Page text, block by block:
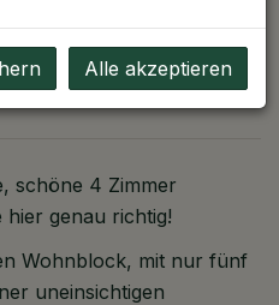
schöne 4 Zimmer
hier genau richtig!
Wohnblock, mit nur fünf
uneinsichtigen
Alle akzeptieren